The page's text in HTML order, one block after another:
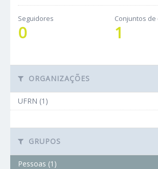
Seguidores
0
Conjuntos de
1
ORGANIZAÇÕES
UFRN (1)
GRUPOS
Pessoas (1)